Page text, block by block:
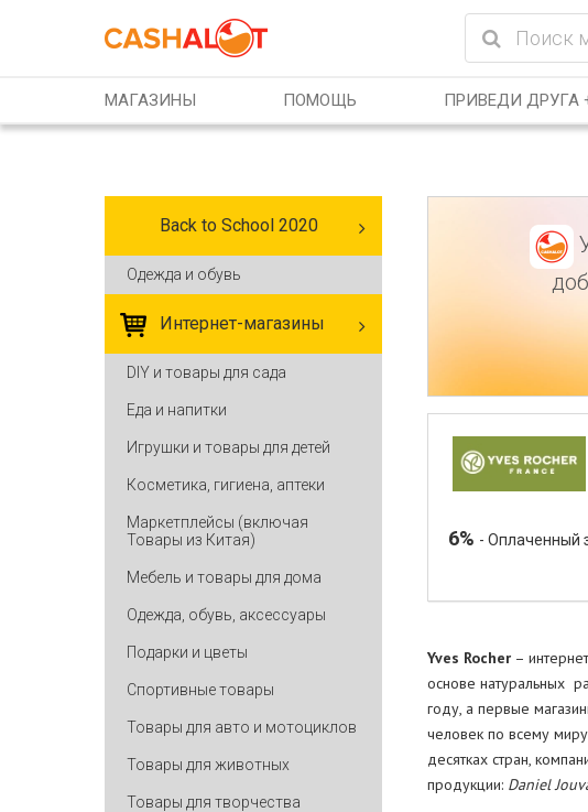
МАГАЗИНЫ ПОМОЩЬ ПРИВЕДИ ДРУГА
Back to School 2020
Одежда и обувь
Интернет-магазины
DIY и товары для сада
Еда и напитки
Игрушки и товары для детей
Косметика, гигиена, аптеки
Маркетплейсы (включая
Товары из Китая)
Мебель и товары для дома
Одежда, обувь, аксессуары
Подарки и цветы
Спортивные товары
Товары для авто и мотоциклов
Товары для животных
Товары для творчества
6% - Оплаченный
Yves Rocher –
основе натуральных
году, а первые
человек по всему
десятках стран,
продукции: Daniel